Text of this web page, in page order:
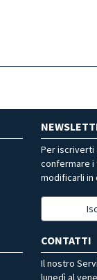
Per iscriverti
confermare i
modificarli in
CONTATTI
Il nostro
lunedì al